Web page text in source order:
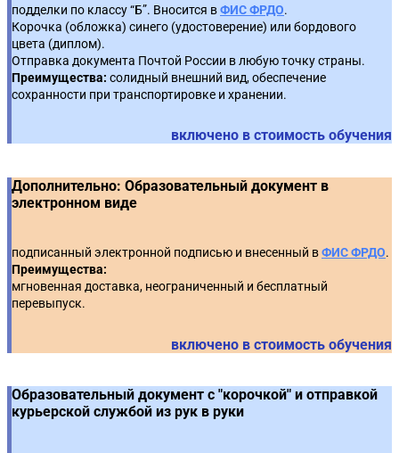
7
Порядок разработки проекта контракта,
существенные условия
Правила электронного оформления документов о
приемке поставленного товара, выполненной
Правительства № 616)
9
Порядок заключения контракта, случаи и порядок
привлечения экспертов к приемке товаров, работ,
10
Основания и порядок взыскания неустойки (ч. 5-9 ст.
34 Федерального закона № 44-ФЗ, Постановление
Правительства № 1042)
Основания и порядок расторжения контрактов, в
контракта (ст. 95 Федерального закона № 44-ФЗ)
5
Ответственность заказчиков, работников
контрактных служб, контрактных управляющих,
членов комиссий за нарушение законодательства в
сфере закупок
6 Административная ответственность
Гражданско-правовая, дисциплинарная, уголовная
8
Противодействие коррупции при осуществлении
9 Антимонопольное регулирование в закупках
подделки по классу “Б”. Вносится вФИС ФРДО.
Корочка (обложка) синего (удостоверение) или бордового
цвета (диплом).
Отправка документа Почтой России в любую точку страны.
Преимущества: солидный внешний вид, обеспечение
сохранности при транспортировке и хранении.
включено в стоимость обучения
Дополнительно: Образовательный документ в
электронном виде
подписанный электронной подписью и внесенный вФИС ФРДО.
Преимущества:
мгновенная доставка, неограниченный и бесплатный
перевыпуск.
включено в стоимость обучения
Образовательный документ с "корочкой" и отправкой
курьерской службой из рук в руки